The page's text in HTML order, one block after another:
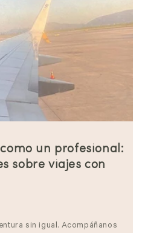
un profesional:
sobre viajes con
sin igual. Acompáñanos